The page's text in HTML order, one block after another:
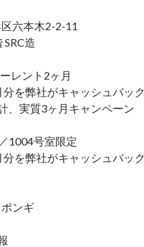
六本木2-2-11
造
レント2ヶ月
を弊社がキャッシュバック
、実質3ヶ月キャンペーン
1004号室限定
を弊社がキャッシュバック
ンギ